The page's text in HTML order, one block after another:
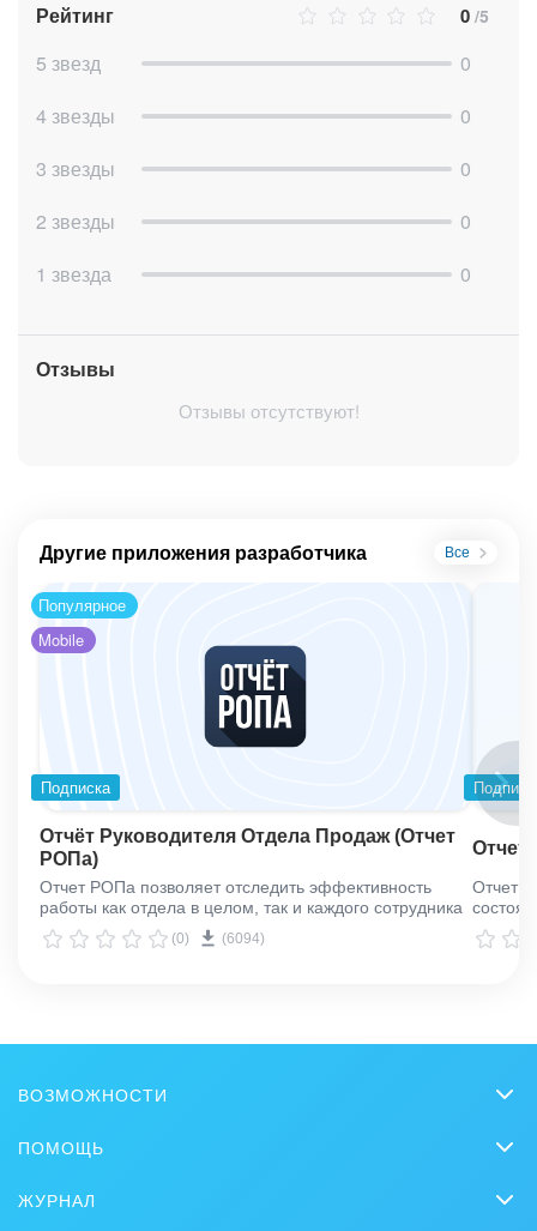
Рейтинг 0 /5
5 звезд
0
4 звезды
0
3 звезды
0
2 звезды
0
1 звезда
0
Отзывы
Отзывы отсутствуют!
Другие приложения разработчика Все
Популярное
Mobile
Подписка
Отчёт Руководителя Отдела Продаж (Отчет
РОПа)
Отчет РОПа позволяет отследить эффективность
работы как отдела в целом, так и каждого сотрудника
(0) (6094)
Отчет
Отчет
ВОЗМОЖНОСТИ
Онлайн-офис
Видеозвонки HD
ПОМОЩЬ
ЖУРНАЛ